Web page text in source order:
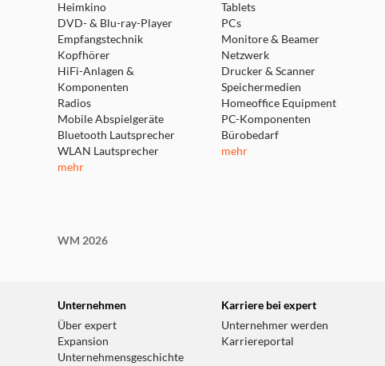
Heimkino
DVD- & Blu-ray-Player
Empfangstechnik
Kopfhörer
HiFi-Anlagen &
Komponenten
Radios
Mobile Abspielgeräte
Bluetooth Lautsprecher
WLAN Lautsprecher
mehr
Tablets
PCs
Monitore & Beamer
Netzwerk
Drucker & Scanner
Speichermedien
Homeoffice Equipment
PC-Komponenten
Bürobedarf
mehr
WM 2026
Unternehmen
Über expert
Expansion
Unternehmensgeschichte
Karriere bei expert
Unternehmer werden
Karriereportal